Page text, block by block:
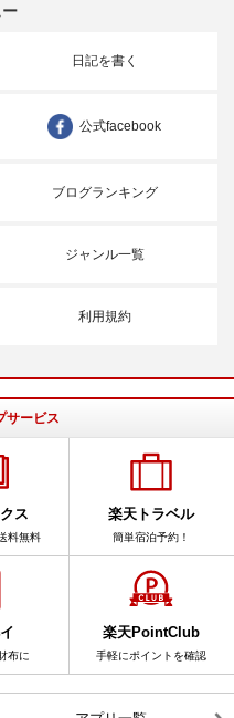
ー
日記を書く
公式facebook
ブログランキング
ジャンル一覧
利用規約
サービス
ス
料無料
楽天トラベル
簡単宿泊予約！
布に
楽天PointClub
手軽にポイントを確認